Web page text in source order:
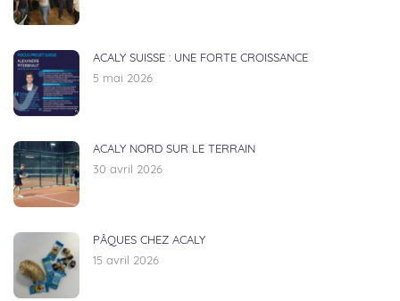
ACALY SUISSE : UNE FORTE CROISSANCE
5 mai 2026
ACALY NORD SUR LE TERRAIN
30 avril 2026
PÂQUES CHEZ ACALY
15 avril 2026